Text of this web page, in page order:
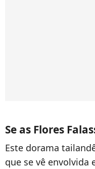
Se as Flores
Este dorama
que se vê envolvida